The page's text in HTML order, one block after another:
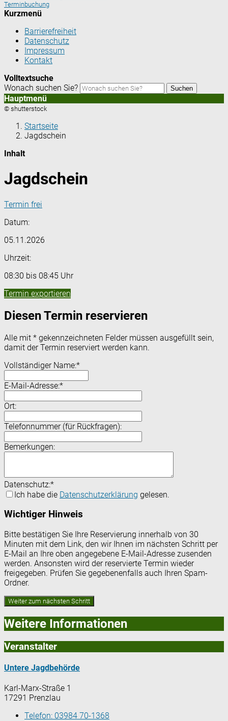
Terminbuchung
Kurzmenü
Barrierefreiheit
Datenschutz
Impressum
Kontakt
Volltextsuche
Wonach suchen Sie?
Suchen
Hauptmenü
© shutterstock
Startseite
Jagdschein
Inhalt
Jagdschein
Termin frei
Datum:
05.11.2026
Uhrzeit:
08:30 bis 08:45 Uhr
Termin exportieren
Diesen Termin reservieren
Alle mit * gekennzeichneten Felder müssen ausgefüllt sein,
damit der Termin reserviert werden kann.
Vollständiger Name:*
E-Mail-Adresse:*
Ort:
Telefonnummer (für Rückfragen):
Bemerkungen:
Datenschutz:*
Ich habe die Datenschutzerklärung gelesen.
Wichtiger Hinweis
Bitte bestätigen Sie Ihre Reservierung innerhalb von 30
Minuten mit dem Link, den wir Ihnen im nächsten Schritt per
E-Mail an Ihre oben angegebene E-Mail-Adresse zusenden
werden. Ansonsten wird der reservierte Termin wieder
freigegeben. Prüfen Sie gegebenenfalls auch Ihren Spam-
Ordner.
Weitere Informationen
Veranstalter
Untere Jagdbehörde
Karl-Marx-Straße 1
17291 Prenzlau
Telefon: 03984 70-1368